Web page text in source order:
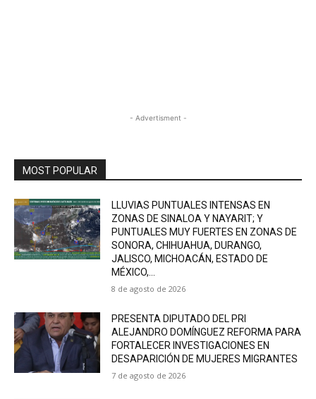
- Advertisment -
MOST POPULAR
LLUVIAS PUNTUALES INTENSAS EN
ZONAS DE SINALOA Y NAYARIT; Y
PUNTUALES MUY FUERTES EN ZONAS DE
SONORA, CHIHUAHUA, DURANGO,
JALISCO, MICHOACÁN, ESTADO DE
MÉXICO,...
8 de agosto de 2026
PRESENTA DIPUTADO DEL PRI
ALEJANDRO DOMÍNGUEZ REFORMA PARA
FORTALECER INVESTIGACIONES EN
DESAPARICIÓN DE MUJERES MIGRANTES
7 de agosto de 2026